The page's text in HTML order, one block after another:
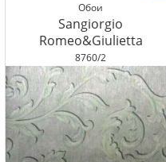
Обои
Sangiorgio
Romeo&Giulietta
8760/2